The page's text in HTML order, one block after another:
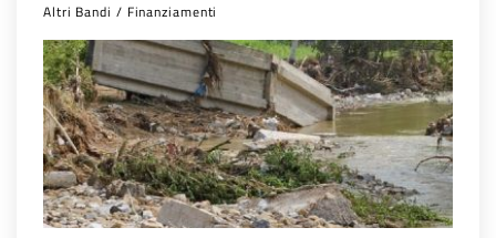
Altri Bandi / Finanziamenti